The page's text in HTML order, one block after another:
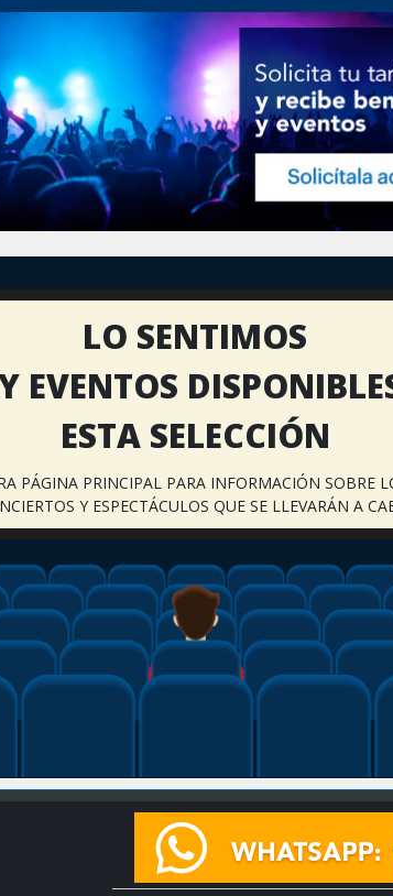
LO SENTIMOS
EVENTOS
ESTA SELECCIÓN
PÁGINA PRINCIPAL PARA INFORMACIÓN SOBRE
Y ESPECTÁCULOS QUE SE LLEVARÁN A